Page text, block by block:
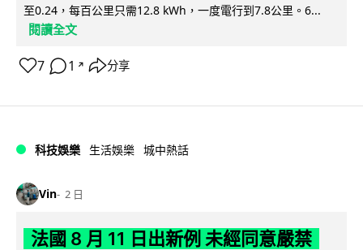
至0.24，每百公里只需12.8 kWh，一度電行到7.8公里。6...
閱讀全文
7 1 ↗ 分享
科技娛樂 生活娛樂 城中熱話
Vin 2 日
法國 8 月 11 日出新例 未經同意嚴禁